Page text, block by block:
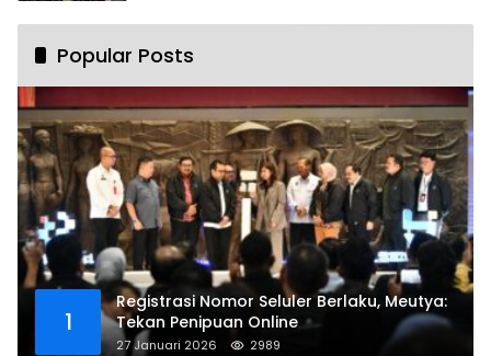
Popular Posts
1
Registrasi Nomor Seluler Berlaku, Meutya:
Tekan Penipuan Online
27 Januari 2026 2989